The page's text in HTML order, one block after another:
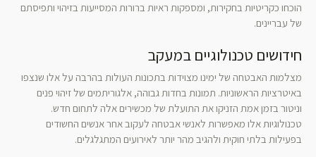
הוכחו כקריטיות בחקירות, ומספקות ראיות ברורות המסייעות בזיהוי ותפיסתם
של עבריינים.
חידושים טכנולוגיים במעקב
מצלמות האבטחה של ימינו מצוידות בתכונות העולות בהרבה על אלו שנצפו
באיטרציות הראשוניות. תמונות בחדות גבוהה, אלגוריתמים של זיהוי פנים
וניטור בזמן אמת הזניקו את התועלת של מכשירים אלה לתחום חדש.
טכנולוגיות אלו מאפשרות לאנשי אבטחה לעקוב אחר אנשים החשודים
בפעילות בלתי חוקית ולהגיב מהר יותר לאירועים המתגלגלים.